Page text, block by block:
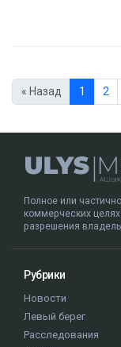
« Назад 1 2
Полное или
коммерческих
разрешения
Рубрики
Новости
Левый берег
Расследования